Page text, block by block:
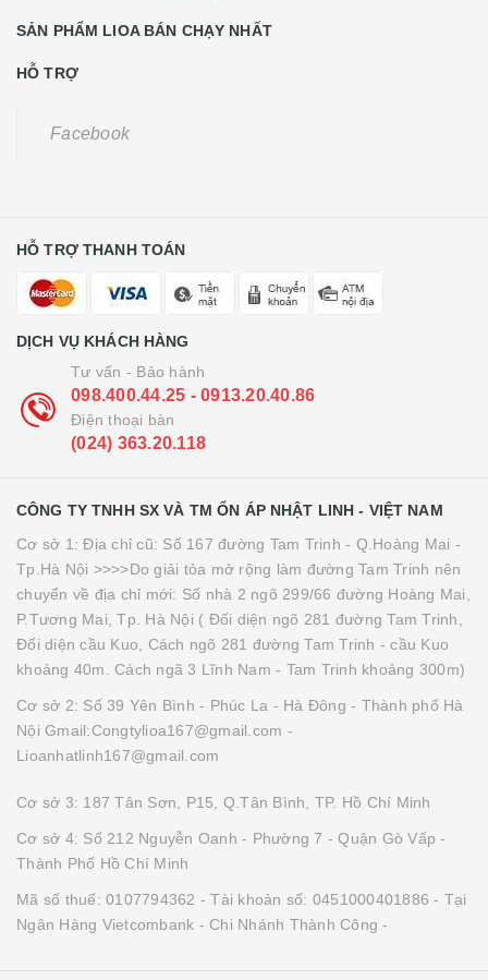
SẢN PHẨM LIOA BÁN CHẠY NHẤT
HỖ TRỢ
Facebook
HỖ TRỢ THANH TOÁN
DỊCH VỤ KHÁCH HÀNG
Tư vấn - Bảo hành
098.400.44.25 - 0913.20.40.86
Điện thoại bàn
(024) 363.20.118
CÔNG TY TNHH SX VÀ TM ỔN ÁP NHẬT LINH - VIỆT NAM
Cơ sở 1: Địa chỉ cũ: Số 167 đường Tam Trinh - Q.Hoàng Mai -
Tp.Hà Nội >>>>Do giải tỏa mở rộng làm đường Tam Trinh nên
chuyển về địa chỉ mới: Số nhà 2 ngõ 299/66 đường Hoàng Mai,
P.Tương Mai, Tp. Hà Nội ( Đối diện ngõ 281 đường Tam Trinh,
Đối diện cầu Kuo, Cách ngõ 281 đường Tam Trinh - cầu Kuo
khoảng 40m. Cách ngã 3 Lĩnh Nam - Tam Trinh khoảng 300m)
Cơ sở 2: Số 39 Yên Bình - Phúc La - Hà Đông - Thành phố Hà
Nội Gmail:Congtylioa167@gmail.com -
Lioanhatlinh167@gmail.com
Cơ sở 3: 187 Tân Sơn, P15, Q.Tân Bình, TP. Hồ Chí Minh
Cơ sở 4: Số 212 Nguyễn Oanh - Phường 7 - Quận Gò Vấp -
Thành Phố Hồ Chí Minh
Mã số thuế: 0107794362 - Tài khoản số: 0451000401886 - Tại
Ngân Hàng Vietcombank - Chi Nhánh Thành Công -